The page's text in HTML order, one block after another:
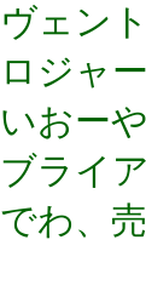
ヴェン
ロジャ
いおー
ブライ
でわ、
だい